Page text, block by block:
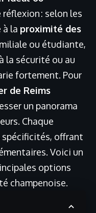
réflexion : selon les
à la proximité des
ou étudiante,
la sécurité ou au
fortement. Pour
de Reims
un panorama
Chaque
offrant
Voici un
options
champenoise.